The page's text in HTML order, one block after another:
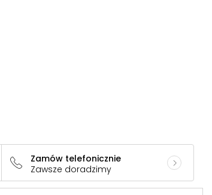
Zamów telefonicznie
Zawsze doradzimy